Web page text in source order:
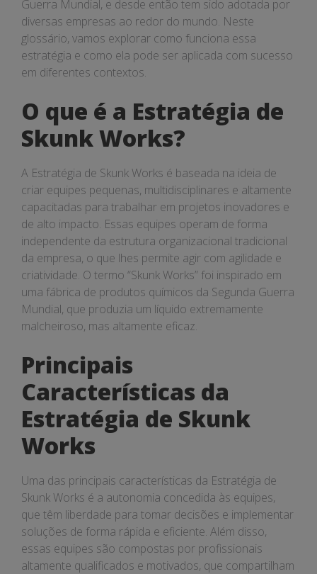
Guerra Mundial, e desde então tem sido adotada por
diversas empresas ao redor do mundo. Neste
glossário, vamos explorar como funciona essa
estratégia e como ela pode ser aplicada com sucesso
em diferentes contextos.
O que é a Estratégia de
Skunk Works?
A Estratégia de Skunk Works é baseada na ideia de
criar equipes pequenas, multidisciplinares e altamente
capacitadas para trabalhar em projetos inovadores e
de alto impacto. Essas equipes operam de forma
independente da estrutura organizacional tradicional
da empresa, o que lhes permite agir com agilidade e
criatividade. O termo “Skunk Works” foi inspirado em
uma fábrica de produtos químicos da Segunda Guerra
Mundial, que produzia um líquido extremamente
malcheiroso, mas altamente eficaz.
Principais
Características da
Estratégia de Skunk
Works
Uma das principais características da Estratégia de
Skunk Works é a autonomia concedida às equipes,
que têm liberdade para tomar decisões e implementar
soluções de forma rápida e eficiente. Além disso,
essas equipes são compostas por profissionais
altamente qualificados e motivados, que compartilham